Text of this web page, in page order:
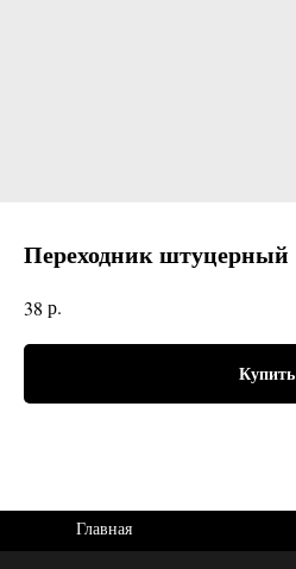
Переходник штуцерный
38 р.
Купить
Главная